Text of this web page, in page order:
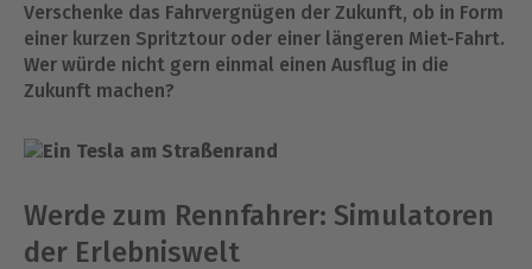
Verschenke das Fahrvergnügen der Zukunft, ob in Form
einer kurzen Spritztour oder einer längeren Miet-Fahrt.
Wer würde nicht gern einmal einen Ausflug in die
Zukunft machen?
Werde zum Rennfahrer: Simulatoren
der Erlebniswelt